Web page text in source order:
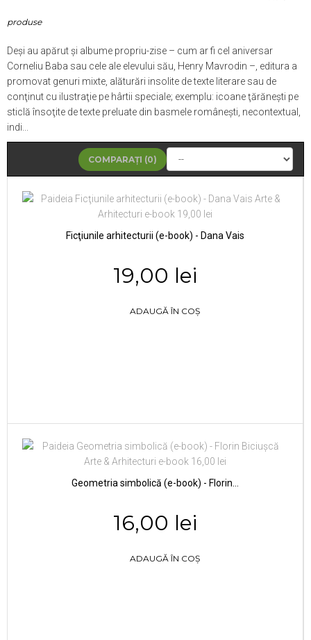
produse
Deşi au apărut şi albume propriu-zise – cum ar fi cel aniversar
Corneliu Baba sau cele ale elevului său, Henry Mavrodin –, editura a
promovat genuri mixte, alăturări insolite de texte literare sau de
conţinut cu ilustraţie pe hârtii speciale; exemplu: icoane ţărăneşti pe
sticlă însoţite de texte preluate din basmele româneşti, necontextual,
indi...
COMPARAȚI (0)
Ficţiunile arhitecturii (e-book) - Dana Vais
19,00 lei
ADAUGĂ ÎN COȘ
Geometria simbolică (e-book) - Florin...
16,00 lei
ADAUGĂ ÎN COȘ